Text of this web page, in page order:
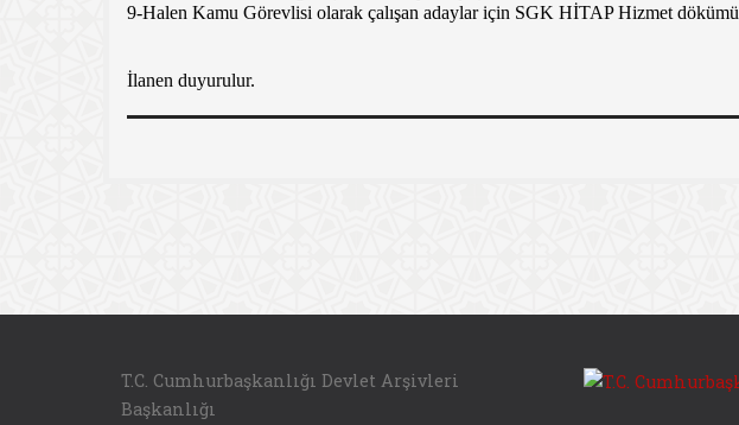
9-Halen Kamu Görevlisi olarak çalışan adaylar için SGK HİTAP Hizmet dökümü
İlanen duyurulur.
T.C. Cumhurbaşkanlığı Devlet Arşivleri
Başkanlığı